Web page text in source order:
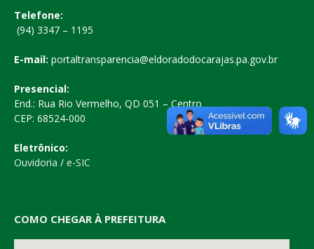
Telefone:
(94) 3347 – 1195
E-mail: portaltransparencia@eldoradodocarajas.pa.gov.br
Presencial:
End.: Rua Rio Vermelho, QD 051 – Centro
CEP: 68524-000
Eletrônico:
Ouvidoria / e-SIC
COMO CHEGAR À PREFEITURA